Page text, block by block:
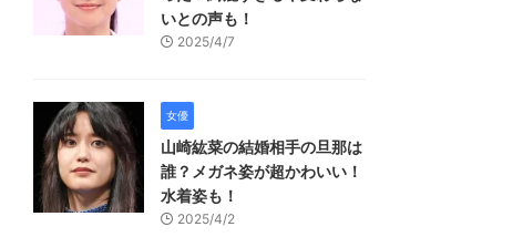
いとの声も！
2025/4/7
女優
山崎紘菜の結婚相手の旦那は
誰？メガネ姿が超かわいい！
水着姿も！
2025/4/2